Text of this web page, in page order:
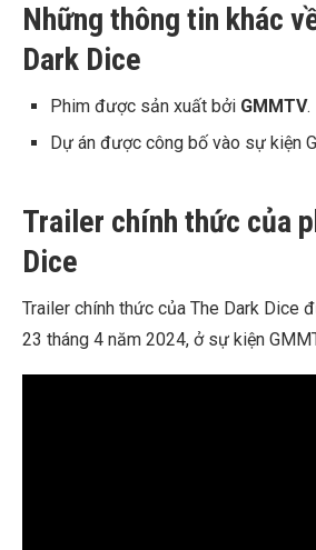
Những thông tin khác
Dark Dice
Phim được sản xuất bởi GMMTV.
Dự án được công bố vào sự kiện
Trailer chính thức của
Dice
Trailer chính thức của The Dark Dice
23 tháng 4 năm 2024, ở sự kiện